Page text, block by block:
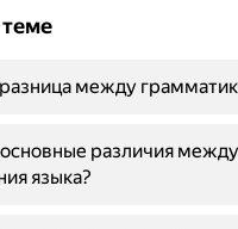
между
основные различия
языка?